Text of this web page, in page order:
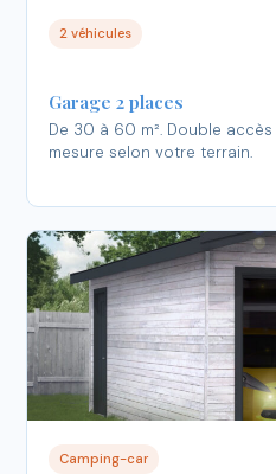
2 véhicules
Garage 2 places
De 30 à 60 m². Double
mesure selon votre terrain.
Camping-car